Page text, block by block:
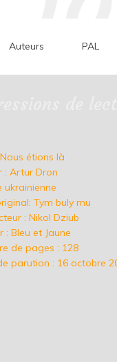
Auteurs PAL
étions là
: Artur Dron
ukrainienne
Tym buly mu
: Nikol Dziub
: Bleu et Jaune
de pages : 128
parution : 16 octobre